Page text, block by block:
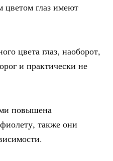
глаз имеют
цвета глаз, наоборот,
и практически не
повышена
также они